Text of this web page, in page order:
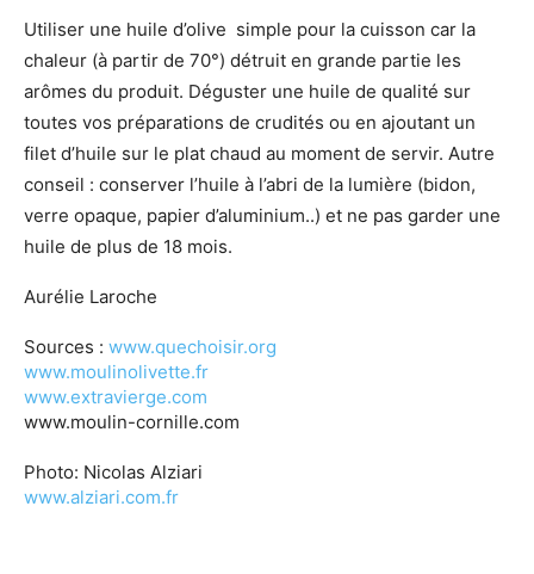
Utiliser une huile d’olive simple pour la cuisson car la
chaleur (à partir de 70°) détruit en grande partie les
arômes du produit. Déguster une huile de qualité sur
toutes vos préparations de crudités ou en ajoutant un
filet d’huile sur le plat chaud au moment de servir. Autre
conseil : conserver l’huile à l’abri de la lumière (bidon,
verre opaque, papier d’aluminium..) et ne pas garder une
huile de plus de 18 mois.
Aurélie Laroche
Sources : www.quechoisir.org
www.moulinolivette.fr
www.extravierge.com
www.moulin-cornille.com
Photo: Nicolas Alziari
www.alziari.com.fr